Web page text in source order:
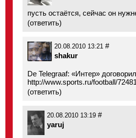
пусть остаётся, сейчас он
(ответить)
20.08.2010 13:21 #
shakur
De Telegraaf: «Интер»
http://www.sports.ru/football/
(ответить)
20.08.2010 13:19 #
yaruj